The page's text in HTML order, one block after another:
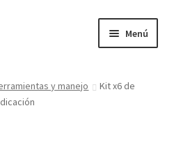
Menú
y manejo
Kit x6 de